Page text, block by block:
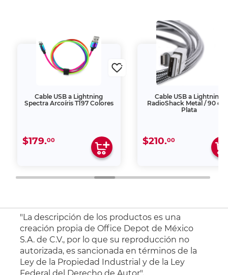
Cable USB a Lightning
Spectra Arcoíris T197 Colores
$179.00
Cable USB a Lightning
RadioShack Metal / 90
Plata
$210.00
"La descripción de los productos es una
creación propia de Office Depot de México
S.A. de C.V., por lo que su reproducción no
autorizada, es sancionada en términos de la
Ley de la Propiedad Industrial y de la Ley